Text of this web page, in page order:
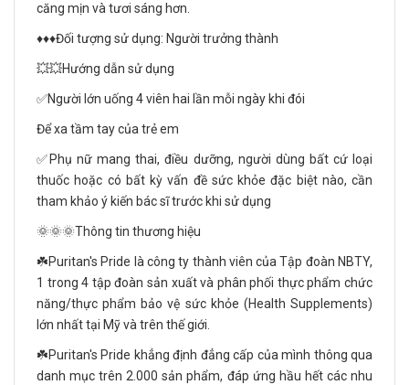
căng mịn và tươi sáng hơn.
♦️♦️♦️Đối tượng sử dụng: Người trưởng thành
💥💥Hướng dẫn sử dụng
✅Người lớn uống 4 viên hai lần mỗi ngày khi đói
Để xa tầm tay của trẻ em
✅Phụ nữ mang thai, điều dưỡng, người dùng bất cứ loại
thuốc hoặc có bất kỳ vấn đề sức khỏe đặc biệt nào, cần
tham khảo ý kiến bác sĩ trước khi sử dụng
🌞🌞🌞Thông tin thương hiệu
☘️Puritan's Pride là công ty thành viên của Tập đoàn NBTY,
1 trong 4 tập đoàn sản xuất và phân phối thực phẩm chức
năng/thực phẩm bảo vệ sức khỏe (Health Supplements)
lớn nhất tại Mỹ và trên thế giới.
☘️Puritan's Pride khẳng định đẳng cấp của mình thông qua
danh mục trên 2.000 sản phẩm, đáp ứng hầu hết các nhu